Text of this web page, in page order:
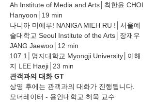
Ah Institute of Media and Arts│최한윤 CHOI
Hanyoon│19 min
나니까 미에루! NANIGA MIEH RU !│서울예
술대학교 Seoul Institute of the Arts│장재우
JANG Jaewoo│12 min
107.1│명지대학교 Myongji University│이해
지 LEE Haeji│23 min
관객과의 대화 GT
상영 후에는 관객과의 대화가 진행됩니다.
모더레이터 - 용인대학교 허욱 교수